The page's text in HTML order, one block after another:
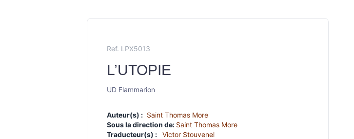
Ref. LPX5013
L’UTOPIE
UD Flammarion
Auteur(s) : Saint Thomas More
Sous la direction de: Saint Thomas More
Traducteur(s) :
Victor Stouvenel